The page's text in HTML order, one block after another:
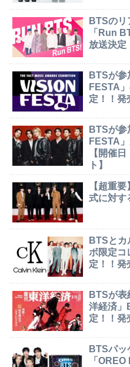
BTSのリ
「Run
放送決定
BTSが参
FESTA
定！！発
BTSが参
FESTA
【開催
ト】
【超重
式に対す
BTSとカ
ボ限定コ
定！！発
BTSが表
洋経済」
定！！発
BTSパッ
「